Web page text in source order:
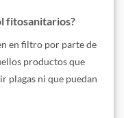
fitosanitarios?
en filtro por parte de
productos que
plagas ni que puedan